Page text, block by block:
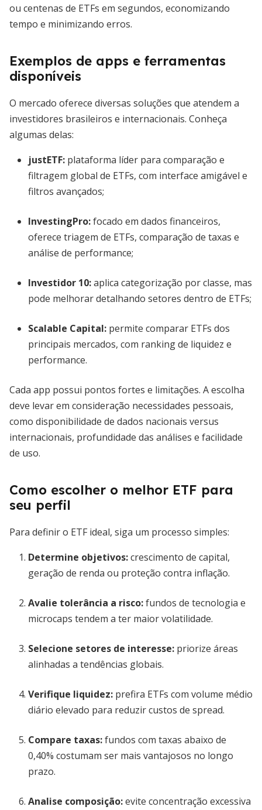
ou centenas de ETFs em segundos, economizando
tempo e minimizando erros.
Exemplos de apps e ferramentas
disponíveis
O mercado oferece diversas soluções que atendem a
investidores brasileiros e internacionais. Conheça
algumas delas:
justETF: plataforma líder para comparação e
filtragem global de ETFs, com interface amigável e
filtros avançados;
InvestingPro:focado em dados financeiros,
oferece triagem de ETFs, comparação de taxas e
análise de performance;
Investidor 10:aplica categorização por classe, mas
pode melhorar detalhando setores dentro de ETFs;
Scalable Capital: permite comparar ETFs dos
principais mercados, com ranking de liquidez e
performance.
Cada app possui pontos fortes e limitações. A escolha
deve levar em consideração necessidades pessoais,
como disponibilidade de dados nacionais versus
internacionais, profundidade das análises e facilidade
de uso.
Como escolher o melhor ETF para
seu perfil
Para definir o ETF ideal, siga um processo simples:
Determine objetivos:crescimento de capital,
geração de renda ou proteção contra inflação.
Avalie tolerância a risco:fundos de tecnologia e
microcaps tendem a ter maior volatilidade.
Selecione setores de interesse: priorize áreas
alinhadas a tendências globais.
Verifique liquidez: prefira ETFs com volume médio
diário elevado para reduzir custos de spread.
Compare taxas:fundos com taxas abaixo de
0,40% costumam ser mais vantajosos no longo
prazo.
Analise composição:evite concentração excessiva